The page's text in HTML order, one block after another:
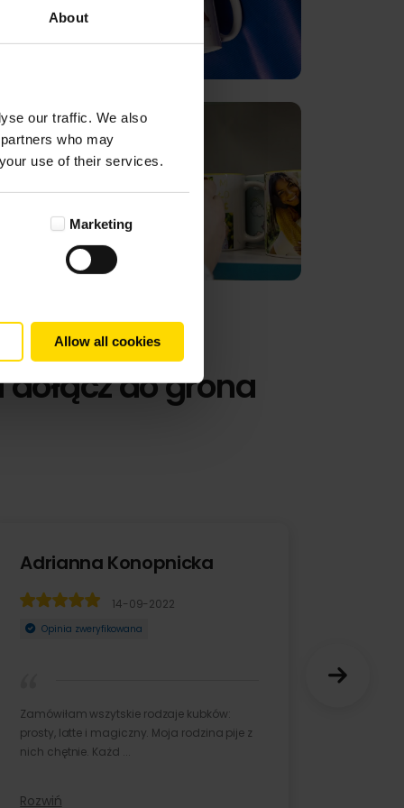
About
our traffic. We also
who may
use of their services.
Marketing
Allow all cookies
do grona
Konopnicka
14-09-2022
zweryfikowana
wszytskie rodzaje kubków:
i magiczny. Moja rodzina pije z
Każd ...
Konopnicka
14-09-2022
zweryfikowana
wszytskie rodzaje kubków:
i magiczny. Moja rodzina pije z
Każd ...